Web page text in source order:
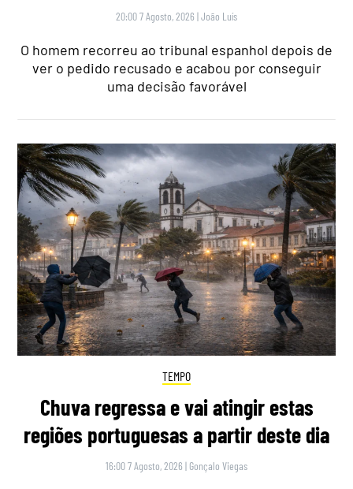
20:00 7 Agosto, 2026 |João Luís
O homem recorreu ao tribunal espanhol depois de
ver o pedido recusado e acabou por conseguir
uma decisão favorável
TEMPO
Chuva regressa e vai atingir estas
regiões portuguesas a partir deste dia
16:00 7 Agosto, 2026 | Gonçalo Viegas